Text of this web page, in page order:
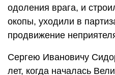
одоления врага, и
окопы, уходили в
продвижение
Сергею Ивановичу
лет, когда началась